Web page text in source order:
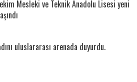
Mesleki ve Teknik Anadolu Lisesi yeni
uluslararası arenada duyurdu.